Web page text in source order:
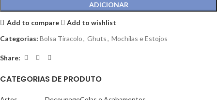
ADICIONAR
Add to compare
Add to wishlist
Categorias: Bolsa Tiracolo, Ghuts, Mochilas e Estojos
Share:
CATEGORIAS DE PRODUTO